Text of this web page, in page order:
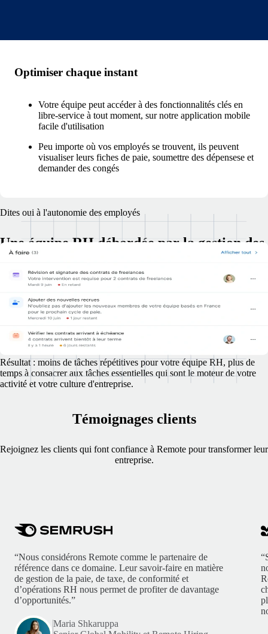
Optimiser chaque instant
Votre équipe peut accéder à des fonctionnalités clés en
libre-service à tout moment, sur notre application mobile
facile d'utilisation
Peu importe où vos employés se trouvent, ils peuvent
visualiser leurs fiches de paie, soumettre des dépensese et
demander des congés
Dites oui à l'autonomie des employés
Une équipe RH débordée par la gestion des
employés ? Hors de question !
Réduisez la charge de travail du service RH pour lui permettre d'en
faire plus, sans pour autant augmenter ses effectifs.
Vos employés, où qu'ils soient, peuvent prendre en charge leur
intégration, leurs demandes de congés et de remboursements, la gestion
de leurs avantages sociaux et bien plus en toute autonomie.
Résultat : moins de tâches répétitives pour votre équipe RH, plus de
temps à consacrer aux tâches essentielles qui sont le moteur de votre
activité et votre culture d'entreprise.
Témoignages clients
Rejoignez les clients qui font confiance à Remote pour transformer leur
entreprise.
“Nous considérons Remote comme le partenaire de
référence dans ce domaine. Leur savoir-faire en matière
de gestion de la paie, de taxe, de conformité et
d’opérations RH nous permet de profiter de davantage
d’opportunités.”
Maria Shkaruppa